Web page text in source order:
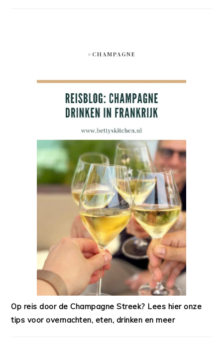
#CHAMPAGNE
Op reis door de Champagne Streek? Lees hier onze
tips voor overnachten, eten, drinken en meer